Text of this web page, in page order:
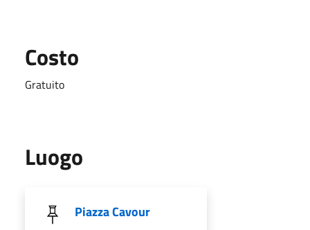
Costo
Gratuito
Luogo
Piazza Cavour